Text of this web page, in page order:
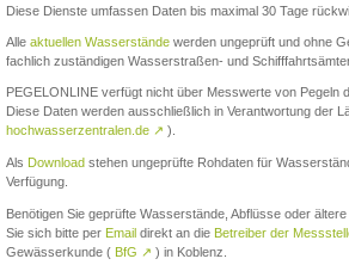
Diese Dienste umfassen Daten bis maximal 30 Tage
Alle aktuellen Wasserstände werden ungeprüft und ohne
fachlich zuständigen Wasserstraßen- und
PEGELONLINE verfügt nicht über Messwerte von Pegeln
Diese Daten werden ausschließlich in Verantwortung der
hochwasserzentralen.de ↗ ).
Als Download stehen ungeprüfte Rohdaten für
Verfügung.
Benötigen Sie geprüfte Wasserstände, Abflüsse oder
Sie sich bitte per Email direkt an die Betreiber der
Gewässerkunde ( BfG ↗ ) in Koblenz.